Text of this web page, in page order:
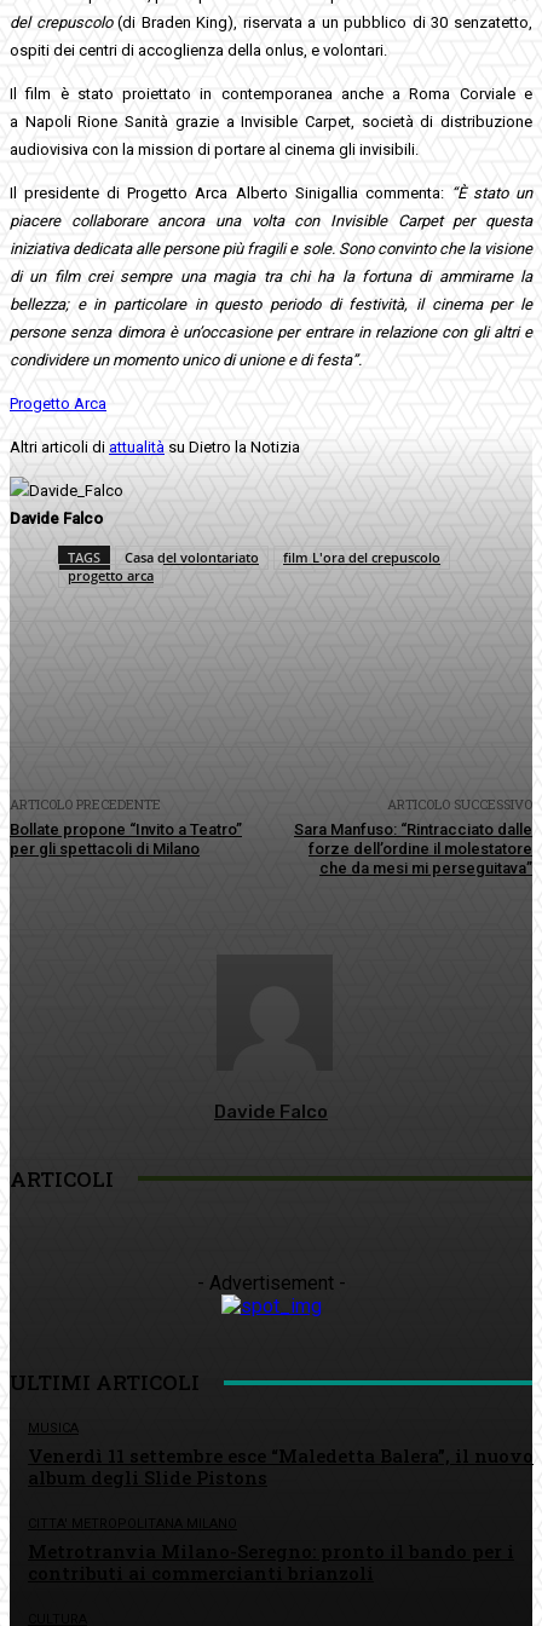
del crepuscolo(di Braden King), riservata a un pubblico di 30 senzatetto,
ospiti dei centri di accoglienza della onlus, e volontari.
Il film è stato proiettato in contemporanea anche a Roma Corviale e
a Napoli Rione Sanità grazie a Invisible Carpet, società di distribuzione
audiovisiva con la mission di portare al cinema gli invisibili.
Il presidente di Progetto Arca Alberto Sinigallia commenta:“È stato un
piacere collaborare ancora una volta con Invisible Carpet per questa
iniziativa dedicata alle persone più fragili e sole. Sono convinto che la visione
di un film crei sempre una magia tra chi ha la fortuna di ammirarne la
bellezza; e in particolare in questo periodo di festività, il cinema per le
persone senza dimora è un’occasione per entrare in relazione con gli altri e
condividere un momento unico di unione e di festa”.
Progetto Arca
Altri articoli di attualità su Dietro la Notizia
Davide Falco
TAGS Casa del volontariato
film L'ora del crepuscolo
progetto arca
ARTICOLO PRECEDENTE
Bollate propone “Invito a Teatro”
per gli spettacoli di Milano
ARTICOLO SUCCESSIVO
Sara Manfuso: “Rintracciato dalle
forze dell’ordine il molestatore
che da mesi mi perseguitava”
Davide Falco
ARTICOLI
- Advertisement -
ULTIMI ARTICOLI
MUSICA
Venerdì 11 settembre esce “Maledetta Balera”, il nuovo
album degli Slide Pistons